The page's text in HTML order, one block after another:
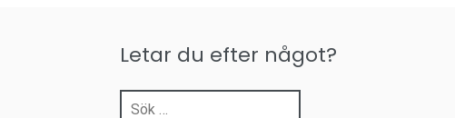
Letar du efter något?